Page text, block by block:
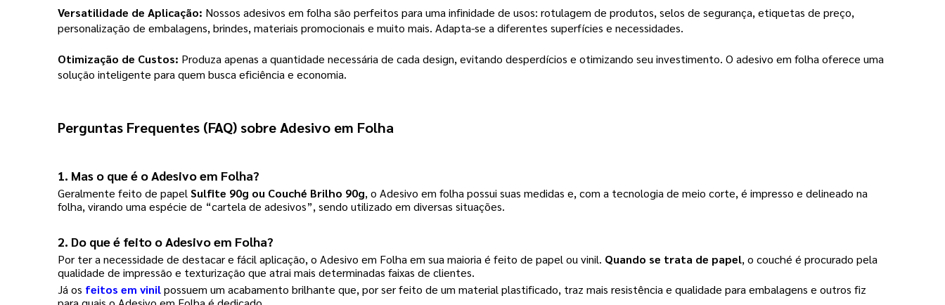
Versatilidade de Aplicação: Nossos adesivos em folha são perfeitos para uma infinidade de usos: rotulagem de produtos, selos de segurança, etiquetas de preço,
personalização de embalagens, brindes, materiais promocionais e muito mais. Adapta-se a diferentes superfícies e necessidades.
Otimização de Custos: Produza apenas a quantidade necessária de cada design, evitando desperdícios e otimizando seu investimento. O adesivo em folha oferece uma
solução inteligente para quem busca eficiência e economia.
Perguntas Frequentes (FAQ) sobre Adesivo em Folha
1. Mas o que é o Adesivo em Folha?
Geralmente feito de papel Sulfite 90g ou Couché Brilho 90g, o Adesivo em folha possui suas medidas e, com a tecnologia de meio corte, é impresso e delineado na
folha, virando uma espécie de “cartela de adesivos”, sendo utilizado em diversas situações.
2. Do que é feito o Adesivo em Folha?
Por ter a necessidade de destacar e fácil aplicação, o Adesivo em Folha em sua maioria é feito de papel ou vinil. Quando se trata de papel, o couché é procurado pela
qualidade de impressão e texturização que atrai mais determinadas faixas de clientes.
Já os feitos em vinilpossuem um acabamento brilhante que, por ser feito de um material plastificado, traz mais resistência e qualidade para embalagens e outros fiz